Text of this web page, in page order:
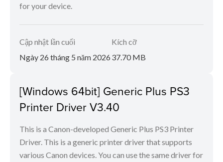
for your device.
Cập nhật lần cuối
Ngày 26 tháng 5 năm 2026
Kích cỡ
37.70 MB
[Windows 64bit] Generic Plus PS3
Printer Driver V3.40
This is a Canon-developed Generic Plus PS3 Printer
Driver. This is a generic printer driver that supports
various Canon devices. You can use the same driver for